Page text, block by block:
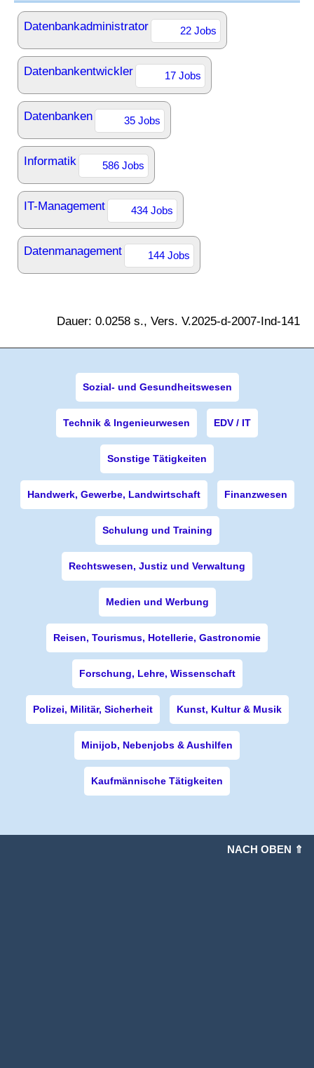
Datenbankadministrator 22 Jobs
Datenbankentwickler 17 Jobs
Datenbanken 35 Jobs
Informatik 586 Jobs
IT-Management 434 Jobs
Datenmanagement 144 Jobs
Dauer: 0.0258 s., Vers. V.2025-d-2007-Ind-141
Sozial- und Gesundheitswesen
Technik & Ingenieurwesen EDV / IT
Sonstige Tätigkeiten
Handwerk, Gewerbe, Landwirtschaft Finanzwesen
Schulung und Training
Rechtswesen, Justiz und Verwaltung
Medien und Werbung
Reisen, Tourismus, Hotellerie, Gastronomie
Forschung, Lehre, Wissenschaft
Polizei, Militär, Sicherheit Kunst, Kultur & Musik
Minijob, Nebenjobs & Aushilfen
Kaufmännische Tätigkeiten
NACH OBEN ⇑